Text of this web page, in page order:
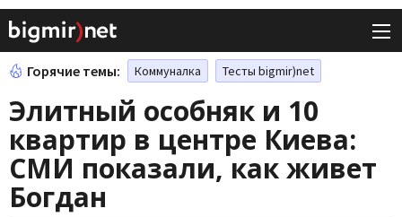
Горячие темы: Коммуналка Тесты bigmir)net
Элитный особняк и 10
квартир в центре Киева:
СМИ показали, как живет
Богдан